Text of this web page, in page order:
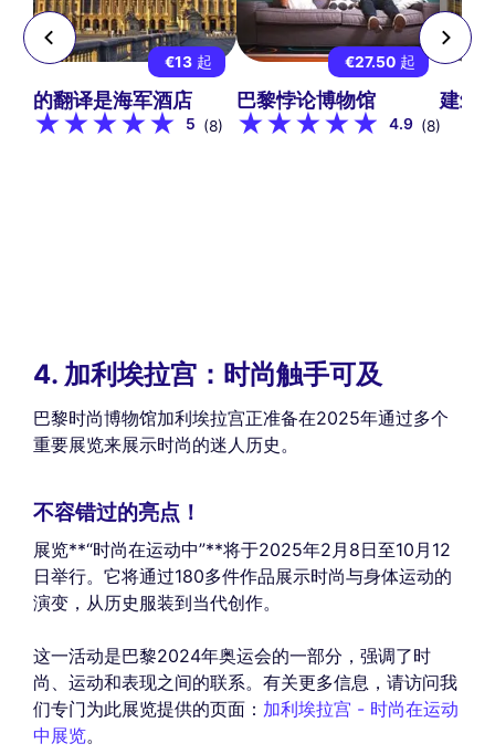
€13 起
的翻译是海军酒店
5 (8)
€27.50 起
巴黎悖论博物馆
4.9 (8)
建筑
4. 加利埃拉宫：时尚触手可及
巴黎时尚博物馆加利埃拉宫正准备在2025年通过多个
重要展览来展示时尚的迷人历史。
不容错过的亮点！
展览**“时尚在运动中”**将于2025年2月8日至10月12
日举行。它将通过180多件作品展示时尚与身体运动的
演变，从历史服装到当代创作。
这一活动是巴黎2024年奥运会的一部分，强调了时
尚、运动和表现之间的联系。有关更多信息，请访问我
们专门为此展览提供的页面： 加利埃拉宫 - 时尚在运动
中展览。